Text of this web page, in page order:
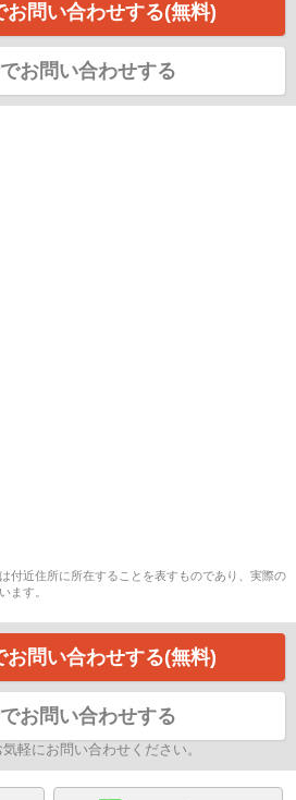
お問い合わせする(無料)
お問い合わせする
付近住所に所在することを表すものであり、実際の
ます。
お問い合わせする(無料)
お問い合わせする
軽にお問い合わせください。